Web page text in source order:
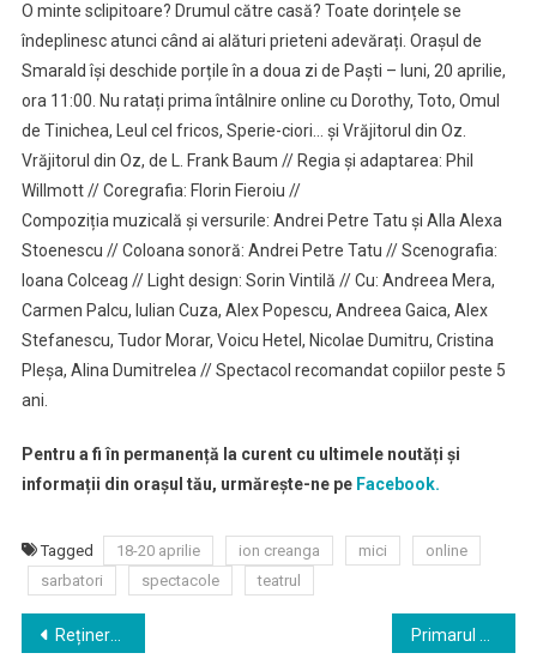
O minte sclipitoare? Drumul către casă? Toate dorințele se
îndeplinesc atunci când ai alături prieteni adevărați. Orașul de
Smarald își deschide porțile în a doua zi de Paști – luni, 20 aprilie,
ora 11:00. Nu ratați prima întâlnire online cu Dorothy, Toto, Omul
de Tinichea, Leul cel fricos, Sperie-ciori… și Vrăjitorul din Oz.
Vrăjitorul din Oz, de L. Frank Baum // Regia și adaptarea: Phil
Willmott // Coregrafia: Florin Fieroiu //
Compoziția muzicală și versurile: Andrei Petre Tatu și Alla Alexa
Stoenescu // Coloana sonoră: Andrei Petre Tatu // Scenografia:
Ioana Colceag // Light design: Sorin Vintilă // Cu: Andreea Mera,
Carmen Palcu, Iulian Cuza, Alex Popescu, Andreea Gaica, Alex
Stefanescu, Tudor Morar, Voicu Hetel, Nicolae Dumitru, Cristina
Pleșa, Alina Dumitrelea // Spectacol recomandat copiilor peste 5
ani.
Pentru a fi în permanență la curent cu ultimele noutăți și
informații din orașul tău, urmărește-ne peFacebook.
Tagged 18-20 aprilie ion creanga mici
online
sarbatori
spectacole teatrul
Navigare
Reținere directoare de școală București, luare de mită contract reabilitare școală – flagrant